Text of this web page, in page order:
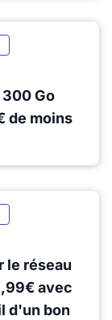
Go
de moins
le réseau
avec
d'un bon